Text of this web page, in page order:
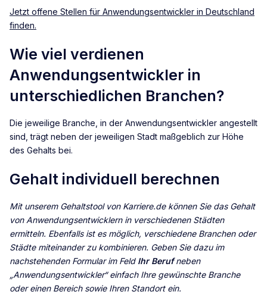
Jetzt offene Stellen für Anwendungsentwickler in Deutschland
finden.
Wie viel verdienen
Anwendungsentwickler in
unterschiedlichen Branchen?
Die jeweilige Branche, in der Anwendungsentwickler angestellt
sind, trägt neben der jeweiligen Stadt maßgeblich zur Höhe
des Gehalts bei.
Gehalt individuell berechnen
Mit unserem Gehaltstool von Karriere.de können Sie das Gehalt
von Anwendungsentwicklern in verschiedenen Städten
ermitteln. Ebenfalls ist es möglich, verschiedene Branchen oder
Städte miteinander zu kombinieren. Geben Sie dazu im
nachstehenden Formular im Feld Ihr Berufneben
„Anwendungsentwickler“ einfach Ihre gewünschte Branche
oder einen Bereich sowie Ihren Standort ein.